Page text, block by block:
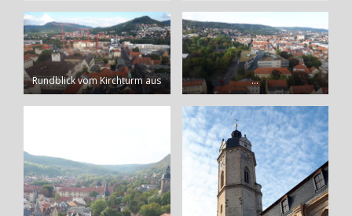
Rundblick vom Kirchturm aus …